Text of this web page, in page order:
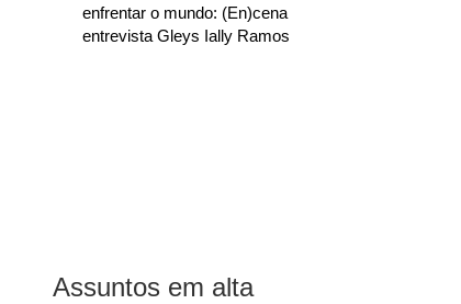
enfrentar o mundo: (En)cena
entrevista Gleys Ially Ramos
Assuntos em alta